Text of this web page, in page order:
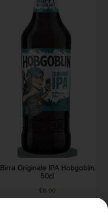
Birra Originale IPA Hobgoblin
50cl
€6.00